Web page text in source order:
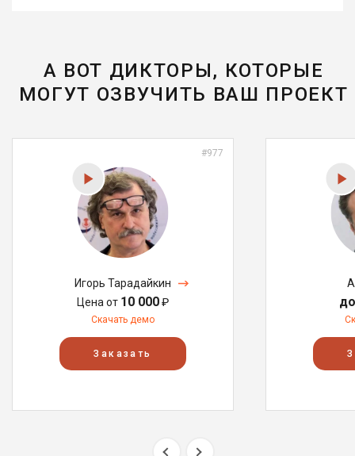
А ВОТ ДИКТОРЫ, КОТОРЫЕ
МОГУТ ОЗВУЧИТЬ ВАШ ПРОЕКТ
#977
Игорь Тарадайкин
Цена от 10 000₽
Скачать демо
Заказать